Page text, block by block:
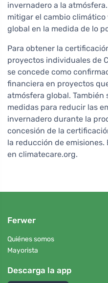
invernadero a la
mitigar el cambio
global en la medida de lo
Para obtener la
proyectos individuales de
se concede como
financiera en proyectos
atmósfera global. También
medidas para reducir las
invernadero durante la
concesión de la
la reducción de
en climatecare.org.
Ferwer
Quiénes somos
Mayorista
Descarga la app